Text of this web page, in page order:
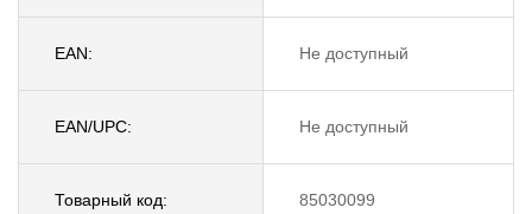
EAN: Не доступный
EAN/UPC: Не доступный
Товарный код: 85030099